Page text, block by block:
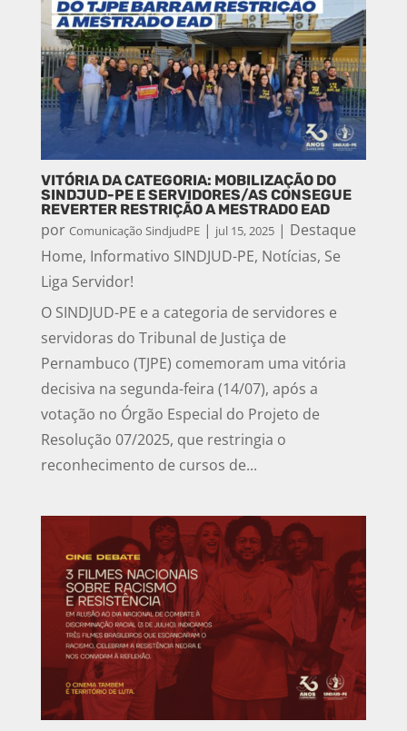
VITÓRIA DA CATEGORIA: MOBILIZAÇÃO DO
SINDJUD-PE E SERVIDORES/AS CONSEGUE
REVERTER RESTRIÇÃO A MESTRADO EAD
por Comunicação SindjudPE| jul 15, 2025| Destaque
Home, Informativo SINDJUD-PE, Notícias, Se
Liga Servidor!
O SINDJUD-PE e a categoria de servidores e
servidoras do Tribunal de Justiça de
Pernambuco (TJPE) comemoram uma vitória
decisiva na segunda-feira (14/07), após a
votação no Órgão Especial do Projeto de
Resolução 07/2025, que restringia o
reconhecimento de cursos de...